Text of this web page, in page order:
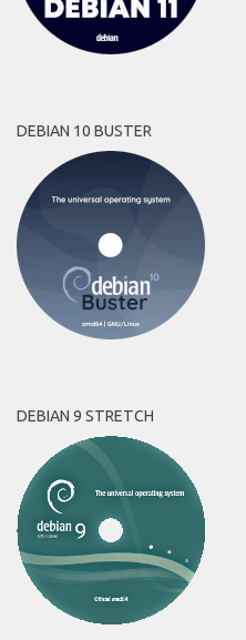
DEBIAN 10 BUSTER
DEBIAN 9 STRETCH